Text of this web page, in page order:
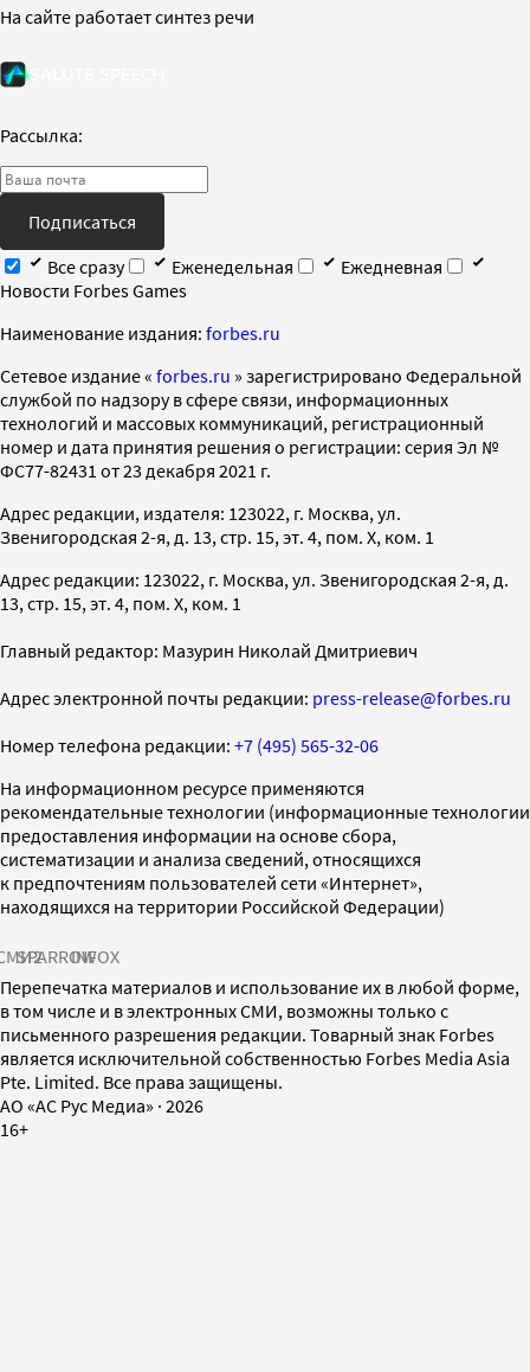
На сайте работает синтез речи
Рассылка:
Подписаться
Все сразу
Еженедельная
Ежедневная
Новости Forbes Games
Наименование издания: forbes.ru
Cетевое издание « forbes.ru » зарегистрировано Федеральной
службой по надзору в сфере связи, информационных
технологий и массовых коммуникаций, регистрационный
номер и дата принятия решения о регистрации: серия Эл №
ФС77-82431 от 23 декабря 2021 г.
Адрес редакции, издателя: 123022, г. Москва, ул.
Звенигородская 2-я, д. 13, стр. 15, эт. 4, пом. X, ком. 1
Адрес редакции: 123022, г. Москва, ул. Звенигородская 2-я, д.
13, стр. 15, эт. 4, пом. X, ком. 1
Главный редактор: Мазурин Николай Дмитриевич
Адрес электронной почты редакции: press-release@forbes.ru
Номер телефона редакции: +7 (495) 565-32-06
На информационном ресурсе применяются
рекомендательные технологии (информационные технологии
предоставления информации на основе сбора,
систематизации и анализа сведений, относящихся
к предпочтениям пользователей сети «Интернет»,
находящихся на территории Российской Федерации)
SPARROWINFOX
Перепечатка материалов и использование их в любой форме,
в том числе и в электронных СМИ, возможны только с
письменного разрешения редакции. Товарный знак Forbes
является исключительной собственностью Forbes Media Asia
Pte. Limited. Все права защищены.
AO «АС Рус Медиа» · 2026
16+